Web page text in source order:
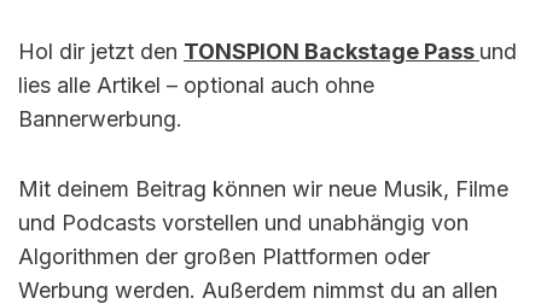
Hol dir jetzt den TONSPION Backstage Pass und
lies alle Artikel – optional auch ohne
Bannerwerbung.
Mit deinem Beitrag können wir neue Musik, Filme
und Podcasts vorstellen und unabhängig von
Algorithmen der großen Plattformen oder
Werbung werden. Außerdem nimmst du an allen